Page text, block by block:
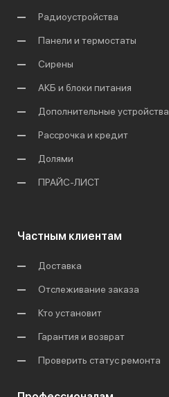
Радиоустройства
Панели и термостаты
Сирены
АКБ и блоки питания
Дополнительные устройства
Рассрочка и кредит
Долями
ПРАЙС-ЛИСТ
Частным клиентам
Доставка
Отслеживание заказа
Кто установит
Гарантия и возврат
Проверить статус ремонта